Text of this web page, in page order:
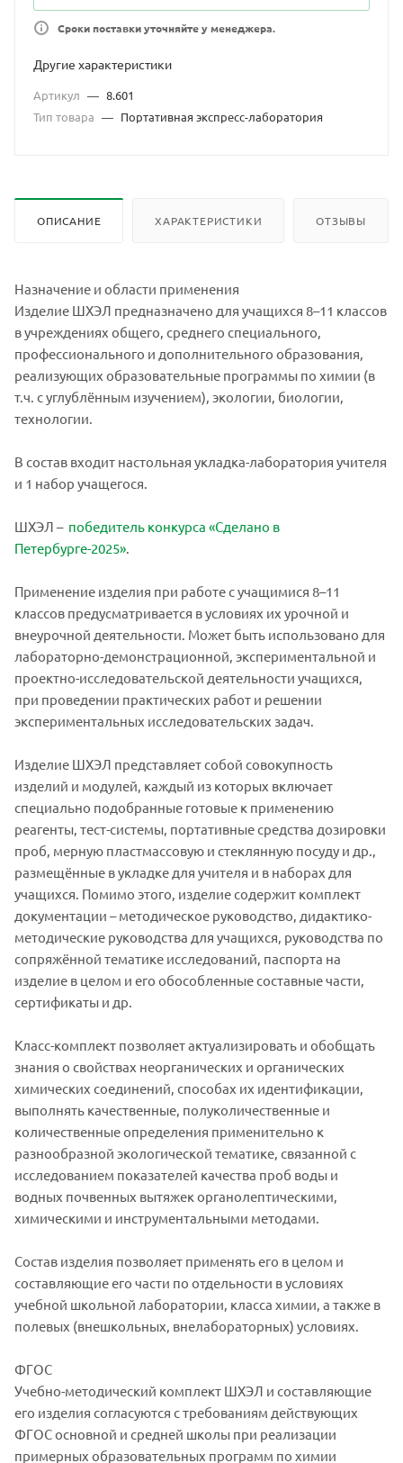
Сроки поставки уточняйте у менеджера.
Другие характеристики
Артикул — 8.601
Тип товара — Портативная экспресс-лаборатория
ОПИСАНИЕ ХАРАКТЕРИСТИКИ ОТЗЫВЫ
Назначение и области применения
Изделие ШХЭЛ предназначено для учащихся 8–11 классов
в учреждениях общего, среднего специального,
профессионального и дополнительного образования,
реализующих образовательные программы по химии (в
т.ч. с углублённым изучением), экологии, биологии,
технологии.
В состав входит настольная укладка-лаборатория учителя
и 1 набор учащегося.
ШХЭЛ – победитель конкурса «Сделано в
Петербурге-2025».
Применение изделия при работе с учащимися 8–11
классов предусматривается в условиях их урочной и
внеурочной деятельности. Может быть использовано для
лабораторно-демонстрационной, экспериментальной и
проектно-исследовательской деятельности учащихся,
при проведении практических работ и решении
экспериментальных исследовательских задач.
Изделие ШХЭЛ представляет собой совокупность
изделий и модулей, каждый из которых включает
специально подобранные готовые к применению
реагенты, тест-системы, портативные средства дозировки
проб, мерную пластмассовую и стеклянную посуду и др.,
размещённые в укладке для учителя и в наборах для
учащихся. Помимо этого, изделие содержит комплект
документации – методическое руководство, дидактико-
методические руководства для учащихся, руководства по
сопряжённой тематике исследований, паспорта на
изделие в целом и его обособленные составные части,
сертификаты и др.
Класс-комплект позволяет актуализировать и обобщать
знания о свойствах неорганических и органических
химических соединений, способах их идентификации,
выполнять качественные, полуколичественные и
количественные определения применительно к
разнообразной экологической тематике, связанной с
исследованием показателей качества проб воды и
водных почвенных вытяжек органолептическими,
химическими и инструментальными методами.
Состав изделия позволяет применять его в целом и
составляющие его части по отдельности в условиях
учебной школьной лаборатории, класса химии, а также в
полевых (внешкольных, внелабораторных) условиях.
ФГОС
Учебно-методический комплект ШХЭЛ и составляющие
его изделия согласуются с требованиям действующих
ФГОС основной и средней школы при реализации
примерных образовательных программ по химии